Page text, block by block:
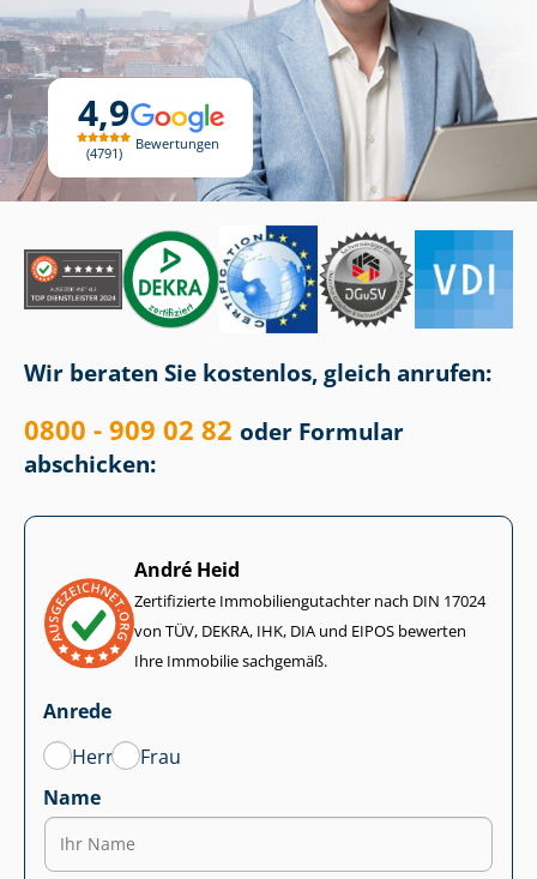
4,9
4791
Bewertungen
Wir beraten Sie kostenlos, gleich anrufen:
0800 - 909 02 82 oder Formular
abschicken:
André Heid
Zertifizierte Im­mo­bi­li­en­gut­ach­ter nach DIN 17024
von TÜV, DEKRA, IHK, DIA und EIPOS bewerten
Ihre Immobilie sachgemäß.
Anrede
Herr
Frau
Name